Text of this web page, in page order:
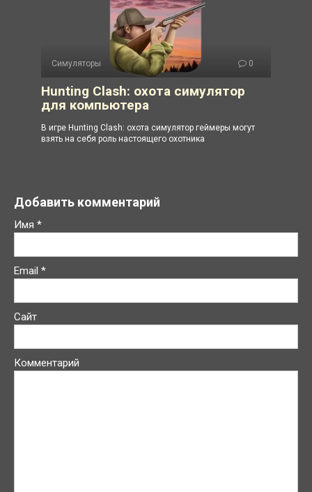
Симуляторы 0
Hunting Clash: охота симулятор
для компьютера
В игре Hunting Clash: охота симулятор геймеры могут
взять на себя роль настоящего охотника
Добавить комментарий
Имя *
Email *
Сайт
Комментарий